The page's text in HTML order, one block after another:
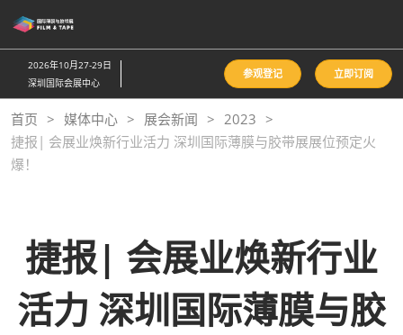
接
跳
至
内
容
2026年10月27-29日
深圳国际会展中心
参观登记 立即订阅
首页 媒体中心 展会新闻
2023
捷报| 会展业焕新行业活力 深圳国际薄膜与胶带展展位预定火
爆！
捷报| 会展业焕新行业
活力 深圳国际薄膜与胶